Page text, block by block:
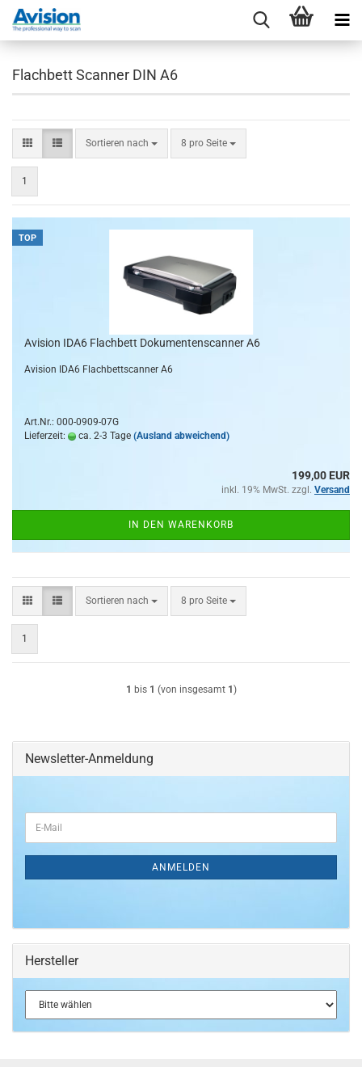
Flachbett Scanner DIN A6
Sortieren nach
Sortieren nach 8 pro Seite
pro Seite
1
TOP
Avision IDA6 Flachbett Dokumentenscanner A6
Avision IDA6 Flachbettscanner A6
Art.Nr.: 000-0909-07G
Lieferzeit:
ca. 2-3 Tage (Ausland abweichend)
199,00 EUR
inkl. 19% MwSt. zzgl. Versand
IN DEN WARENKORB
Sortieren nach
Sortieren nach 8 pro Seite
pro Seite
1
1 bis 1 (von insgesamt 1 )
Newsletter-Anmeldung
ZUR
NEWSLETTER-
E-
Mail
ANMELDEN
Hersteller